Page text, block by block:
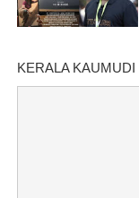
KERALA KAUMUDI